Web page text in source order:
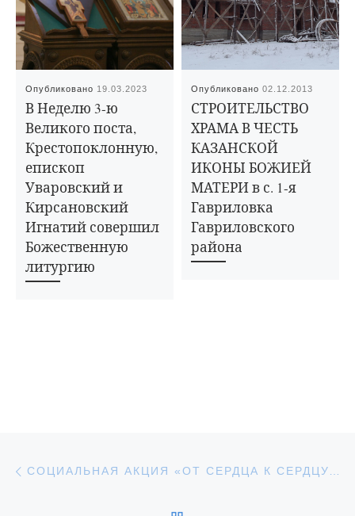
Опубликовано 19.03.2023
В Неделю 3-ю
Великого поста,
Крестопоклонную,
епископ
Уваровский и
Кирсановский
Игнатий совершил
Божественную
литургию
Опубликовано02.12.2013
СТРОИТЕЛЬСТВО
ХРАМА В ЧЕСТЬ
КАЗАНСКОЙ
ИКОНЫ БОЖИЕЙ
МАТЕРИ в с. 1-я
Гавриловка
Гавриловского
района
Навигация по записям